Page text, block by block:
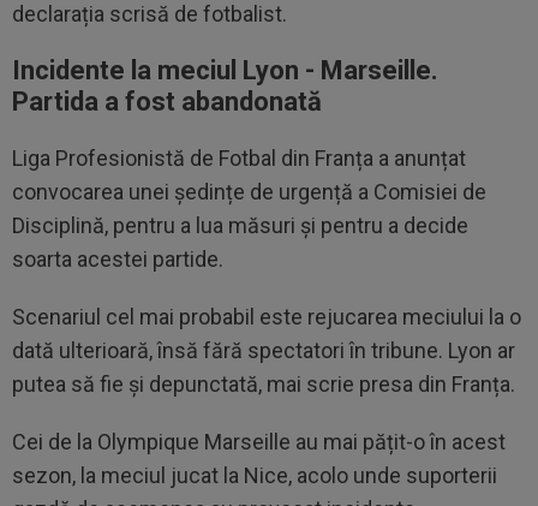
declarația scrisă de fotbalist.
Incidente la meciul Lyon - Marseille.
Partida a fost abandonată
Liga Profesionistă de Fotbal din Franța a anunțat
convocarea unei ședințe de urgență a Comisiei de
Disciplină, pentru a lua măsuri și pentru a decide
soarta acestei partide.
Scenariul cel mai probabil este rejucarea meciului la o
dată ulterioară, însă fără spectatori în tribune. Lyon ar
putea să fie și depunctată, mai scrie presa din Franța.
Cei de la Olympique Marseille au mai pățit-o în acest
sezon, la meciul jucat la Nice, acolo unde suporterii